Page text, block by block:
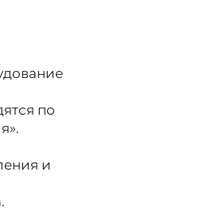
по
и